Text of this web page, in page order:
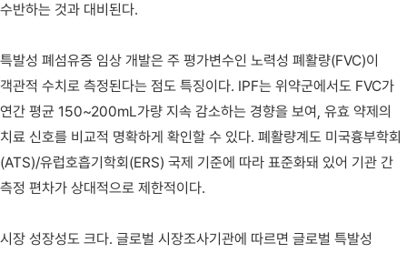
수반하는 것과 대비된다.
특발성 폐섬유증 임상 개발은 주 평가변수인 노력성 폐활량(FVC)이
객관적 수치로 측정된다는 점도 특징이다. IPF는 위약군에서도 FVC가
연간 평균 150~200mL가량 지속 감소하는 경향을 보여, 유효 약제의
치료 신호를 비교적 명확하게 확인할 수 있다. 폐활량계도 미국흉부학회
(ATS)/유럽호흡기학회(ERS) 국제 기준에 따라 표준화돼 있어 기관 간
측정 편차가 상대적으로 제한적이다.
시장 성장성도 크다. 글로벌 시장조사기관에 따르면 글로벌 특발성